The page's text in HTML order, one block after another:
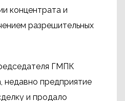
концентрата и
разрешительных
ГМПК
недавно предприятие
и продало